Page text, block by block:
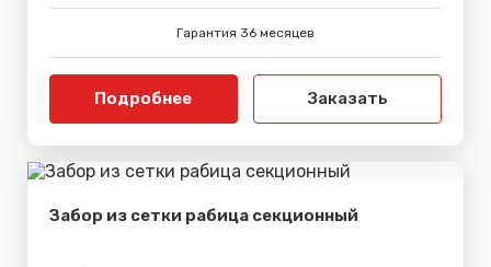
Гарантия 36 месяцев
Подробнее Заказать
Забор из сетки рабица секционный